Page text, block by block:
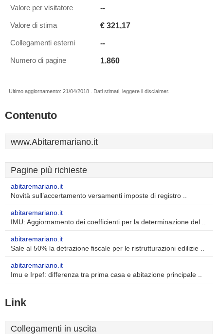
Valore per visitatore --
Valore di stima € 321,17
Collegamenti esterni --
Numero di pagine 1.860
Ultimo aggiornamento: 21/04/2018 . Dati stimati, leggere il disclaimer.
Contenuto
www.Abitaremariano.it
Pagine più richieste
abitaremariano.it
Novità sull’accertamento versamenti imposte di registro ..
abitaremariano.it
IMU: Aggiornamento dei coefficienti per la determinazione del ..
abitaremariano.it
Sale al 50% la detrazione fiscale per le ristrutturazioni edilizie ..
abitaremariano.it
Imu e Irpef: differenza tra prima casa e abitazione principale ..
Link
Collegamenti in uscita